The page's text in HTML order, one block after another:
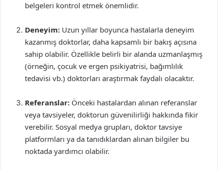
belgeleri kontrol etmek önemlidir.
Deneyim: Uzun yıllar boyunca hastalarla deneyim
kazanmış doktorlar, daha kapsamlı bir bakış açısına
sahip olabilir. Özellikle belirli bir alanda uzmanlaşmış
(örneğin, çocuk ve ergen psikiyatrisi, bağımlılık
tedavisi vb.) doktorları araştırmak faydalı olacaktır.
Referanslar: Önceki hastalardan alınan referanslar
veya tavsiyeler, doktorun güvenilirliği hakkında fikir
verebilir. Sosyal medya grupları, doktor tavsiye
platformları ya da tanıdıklardan alınan bilgiler bu
noktada yardımcı olabilir.